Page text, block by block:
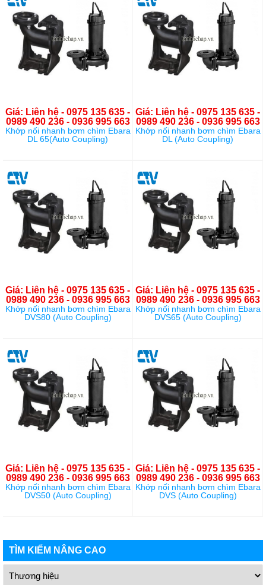
Giá: Liên hệ - 0975 135 635 -
0989 490 236 - 0936 995 663
Khớp nối nhanh bơm chìm Ebara
DL 65(Auto Coupling)
Giá: Liên hệ - 0975 135 635 -
0989 490 236 - 0936 995 663
Khớp nối nhanh bơm chìm Ebara
DL (Auto Coupling)
Giá: Liên hệ - 0975 135 635 -
0989 490 236 - 0936 995 663
Khớp nối nhanh bơm chìm Ebara
DVS80 (Auto Coupling)
Giá: Liên hệ - 0975 135 635 -
0989 490 236 - 0936 995 663
Khớp nối nhanh bơm chìm Ebara
DVS65 (Auto Coupling)
Giá: Liên hệ - 0975 135 635 -
0989 490 236 - 0936 995 663
Khớp nối nhanh bơm chìm Ebara
DVS50 (Auto Coupling)
Giá: Liên hệ - 0975 135 635 -
0989 490 236 - 0936 995 663
Khớp nối nhanh bơm chìm Ebara
DVS (Auto Coupling)
TÌM KIẾM NÂNG CAO